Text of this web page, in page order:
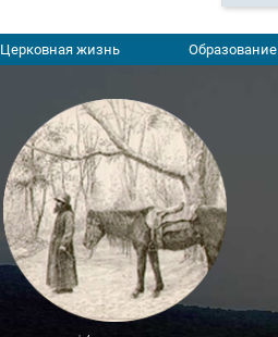
Церковная жизнь Образование